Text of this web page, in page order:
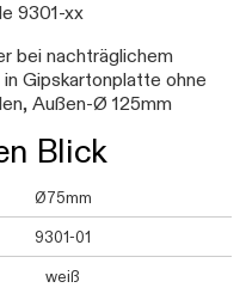
9301-xx
bei nachträglichem
Gipskartonplatte ohne
Außen-Ø 125mm
Blick
Ø75mm
9301-01
weiß